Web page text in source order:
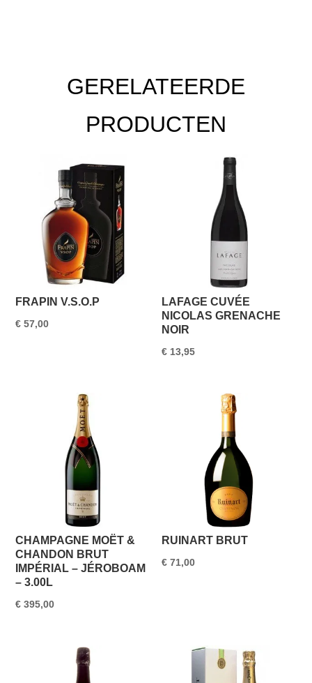
GERELATEERDE
PRODUCTEN
FRAPIN V.S.O.P
€ 57,00
LAFAGE CUVÉE
NICOLAS GRENACHE
NOIR
€ 13,95
CHAMPAGNE MOËT &
CHANDON BRUT
IMPÉRIAL – JÉROBOAM
– 3.00L
€ 395,00
RUINART BRUT
€ 71,00